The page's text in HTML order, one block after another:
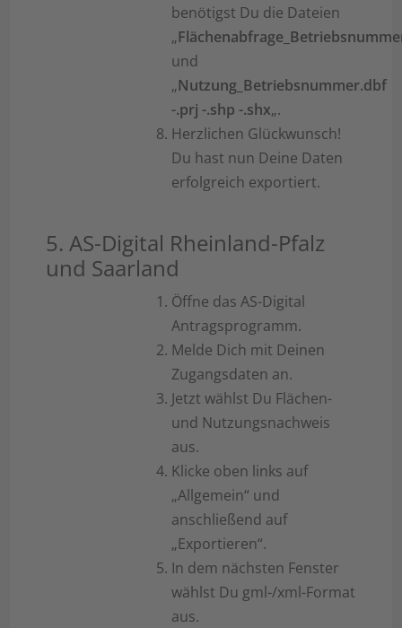
benötigst Du die Dateien
„
und
„Nutzung_Betriebsnummer.dbf
-.prj -.shp -.shx„.
Herzlichen Glückwunsch!
Du hast nun Deine Daten
erfolgreich exportiert.
5. AS-Digital Rheinland-Pfalz
und Saarland
Öffne das AS-Digital
Antragsprogramm.
Melde Dich mit Deinen
Zugangsdaten an.
Jetzt wählst Du Flächen-
und Nutzungsnachweis
aus.
Klicke oben links auf
„Allgemein“ und
anschließend auf
„Exportieren“.
In dem nächsten Fenster
wählst Du gml-/xml-Format
aus.